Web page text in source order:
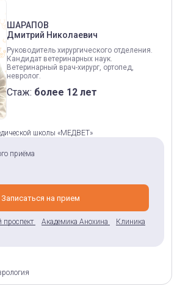
ШАРАПОВ
Дмитрий Николаевич
Руководитель хирургического отделения.
Кандидат ветеринарных наук.
Ветеринарный врач-хирург, ортопед,
невролог.
Стаж: более 12 лет
школы «МЕДВЕТ»
приёма
Записаться на прием
проспект Академика Анохина
Клиника